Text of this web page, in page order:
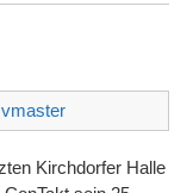
Kirchdorfer Halle